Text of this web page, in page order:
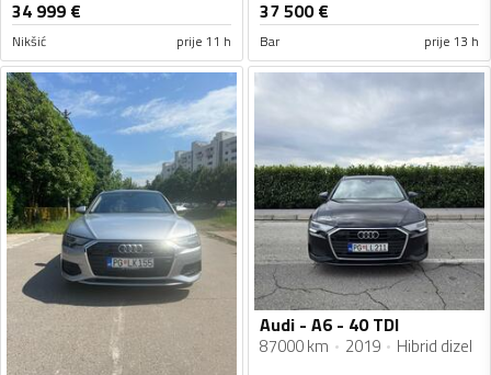
34 999 €
Nikšić prije 11 h
37 500€
Bar prije 13 h
Audi - A6 - 40 TDI
87000 km 2019 Hibrid dizel